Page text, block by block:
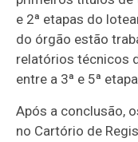
e 2ª etapas do
do órgão estão
relatórios técnicos
entre a 3ª e 5ª
Após a conclusão,
no Cartório de